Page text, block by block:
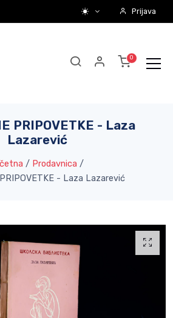
Prijava
PRIPOVETKE - Laza
Lazarević
/ Prodavnica /
- Laza Lazarević